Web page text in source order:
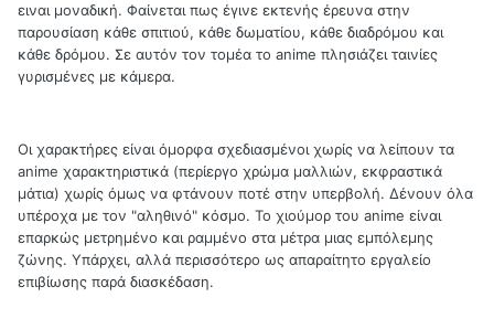
ειναι μοναδική. Φαίνεται πως έγινε εκτενής έρευνα στην
παρουσίαση κάθε σπιτιού, κάθε δωματίου, κάθε διαδρόμου και
κάθε δρόμου. Σε αυτόν τον τομέα το anime πλησιάζει ταινίες
γυρισμένες με κάμερα.
Οι χαρακτήρες είναι όμορφα σχεδιασμένοι χωρίς να λείπουν τα
anime χαρακτηριστικά (περίεργο χρώμα μαλλιών, εκφραστικά
μάτια) χωρίς όμως να φτάνουν ποτέ στην υπερβολή. Δένουν όλα
υπέροχα με τον "αληθινό" κόσμο. Το χιούμορ του anime είναι
επαρκώς μετρημένο και ραμμένο στα μέτρα μιας εμπόλεμης
ζώνης. Υπάρχει, αλλά περισσότερο ως απαραίτητο εργαλείο
επιβίωσης παρά διασκέδαση.